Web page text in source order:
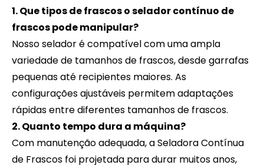
1. Que tipos de frascos o selador contínuo de
frascos pode manipular?
Nosso selador é compatível com uma ampla
variedade de tamanhos de frascos, desde garrafas
pequenas até recipientes maiores. As
configurações ajustáveis ​​permitem adaptações
rápidas entre diferentes tamanhos de frascos.
2. Quanto tempo dura a máquina?
Com manutenção adequada, a Seladora Contínua
de Frascos foi projetada para durar muitos anos,